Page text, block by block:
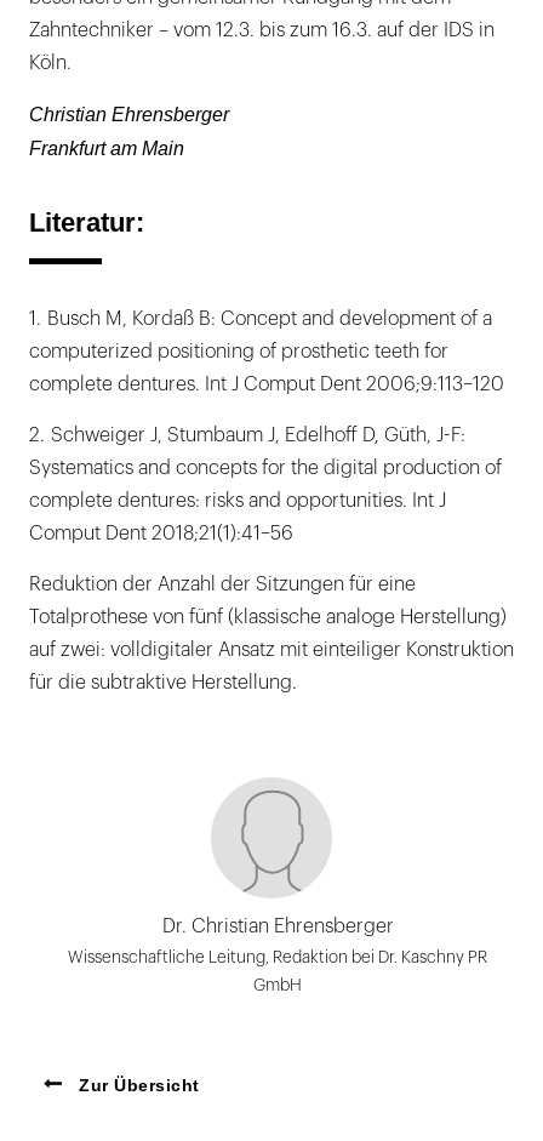
Zahntechniker – vom 12.3. bis zum 16.3. auf der IDS in
Köln.
Christian Ehrensberger
Frankfurt am Main
Literatur:
1. Busch M, Kordaß B: Concept and development of a
computerized positioning of prosthetic teeth for
complete dentures. Int J Comput Dent 2006;9:113–120
2. Schweiger J, Stumbaum J, Edelhoff D, Güth, J-F:
Systematics and concepts for the digital production of
complete dentures: risks and opportunities. Int J
Comput Dent 2018;21(1):41–56
Reduktion der Anzahl der Sitzungen für eine
Totalprothese von fünf (klassische analoge Herstellung)
auf zwei: volldigitaler Ansatz mit einteiliger Konstruktion
für die subtraktive Herstellung.
Dr. Christian Ehrensberger
Wissenschaftliche Leitung, Redaktion bei Dr. Kaschny PR
GmbH
Zur Übersicht